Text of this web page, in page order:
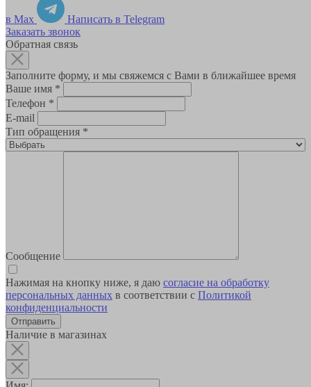
в Max
Написать в Telegram
Заказать звонок
Обратная связь
Заполните форму, и мы свяжемся с Вами в ближайшее время
Ваше имя *
Телефон *
E-mail
Тип обращения *
Сообщение
Нажимая на кнопку ниже, я даю согласие на обработку
персональных данных в соответствии с Политикой
конфиденциальности
Наличие в магазинах